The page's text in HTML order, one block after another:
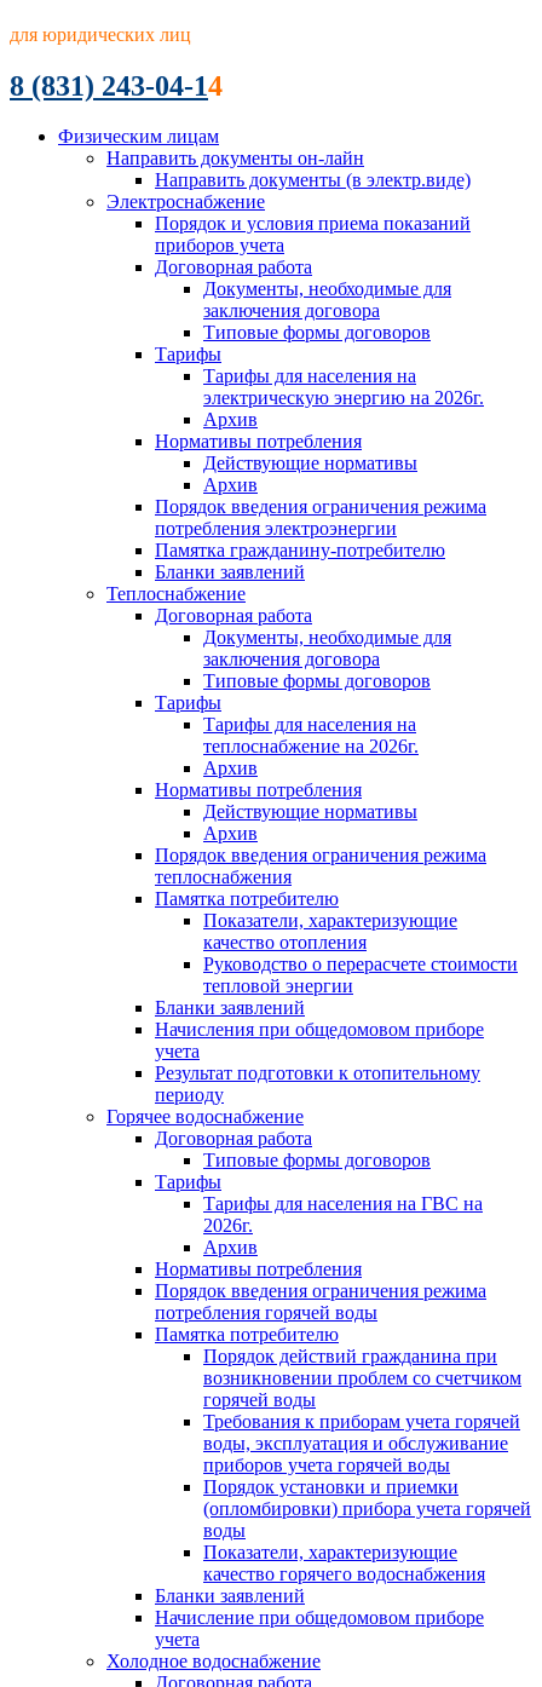
для юридических лиц
8 (831) 243-04-14
Физическим лицам
Направить документы он-лайн
Направить документы (в электр.виде)
Электроснабжение
Порядок и условия приема показаний
приборов учета
Договорная работа
Документы, необходимые для
заключения договора
Типовые формы договоров
Тарифы
Тарифы для населения на
электрическую энергию на 2026г.
Архив
Нормативы потребления
Действующие нормативы
Архив
Порядок введения ограничения режима
потребления электроэнергии
Памятка гражданину-потребителю
Бланки заявлений
Теплоснабжение
Договорная работа
Документы, необходимые для
заключения договора
Типовые формы договоров
Тарифы
Тарифы для населения на
теплоснабжение на 2026г.
Архив
Нормативы потребления
Действующие нормативы
Архив
Порядок введения ограничения режима
теплоснабжения
Памятка потребителю
Показатели, характеризующие
качество отопления
Руководство о перерасчете стоимости
тепловой энергии
Бланки заявлений
Начисления при общедомовом приборе
учета
Результат подготовки к отопительному
периоду
Горячее водоснабжение
Договорная работа
Типовые формы договоров
Тарифы
Тарифы для населения на ГВС на
2026г.
Архив
Нормативы потребления
Порядок введения ограничения режима
потребления горячей воды
Памятка потребителю
Порядок действий гражданина при
возникновении проблем со счетчиком
горячей воды
Требования к приборам учета горячей
воды, эксплуатация и обслуживание
приборов учета горячей воды
Порядок установки и приемки
(опломбировки) прибора учета горячей
воды
Показатели, характеризующие
качество горячего водоснабжения
Бланки заявлений
Начисление при общедомовом приборе
учета
Холодное водоснабжение